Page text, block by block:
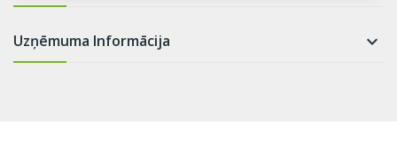
Uzņēmuma Informācija 